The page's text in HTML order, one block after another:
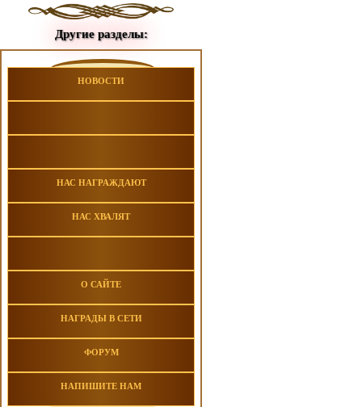
Другие разделы:
НОВОСТИ
НАС НАГРАЖДАЮТ
НАС ХВАЛЯТ
О САЙТЕ
НАГРАДЫ В СЕТИ
ФОРУМ
НАПИШИТЕ НАМ